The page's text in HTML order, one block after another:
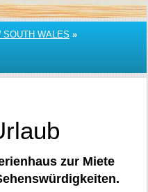
SOUTH WALES »
zur Miete